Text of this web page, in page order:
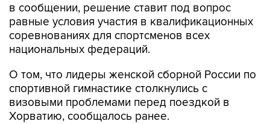
в сообщении, решение ставит под вопрос
равные условия участия в квалификационных
соревнованиях для спортсменов всех
национальных федераций.
О том, что лидеры женской сборной России по
спортивной гимнастике столкнулись с
визовыми проблемами перед поездкой в
Хорватию, сообщалось ранее.